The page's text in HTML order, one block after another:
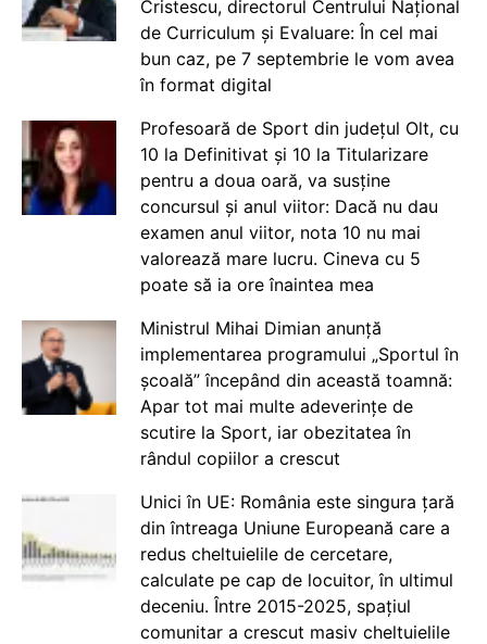
Cristescu, directorul Centrului Național
de Curriculum și Evaluare: În cel mai
bun caz, pe 7 septembrie le vom avea
în format digital
Profesoară de Sport din județul Olt, cu
10 la Definitivat și 10 la Titularizare
pentru a doua oară, va susține
concursul și anul viitor: Dacă nu dau
examen anul viitor, nota 10 nu mai
valorează mare lucru. Cineva cu 5
poate să ia ore înaintea mea
Ministrul Mihai Dimian anunță
implementarea programului „Sportul în
școală” începând din această toamnă:
Apar tot mai multe adeverințe de
scutire la Sport, iar obezitatea în
rândul copiilor a crescut
Unici în UE: România este singura țară
din întreaga Uniune Europeană care a
redus cheltuielile de cercetare,
calculate pe cap de locuitor, în ultimul
deceniu. Între 2015-2025, spațiul
comunitar a crescut masiv cheltuielile